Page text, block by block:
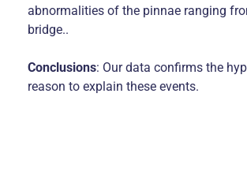
abnormalities of the pinnae ranging
bridge..
Conclusions: Our data confirms the
reason to explain these events.